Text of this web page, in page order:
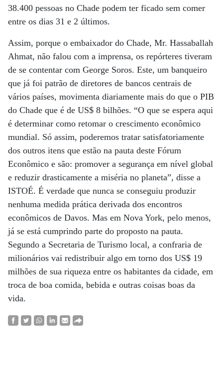
38.400 pessoas no Chade podem ter ficado sem comer
entre os dias 31 e 2 últimos.
Assim, porque o embaixador do Chade, Mr. Hassaballah
Ahmat, não falou com a imprensa, os repórteres tiveram
de se contentar com George Soros. Este, um banqueiro
que já foi patrão de diretores de bancos centrais de
vários países, movimenta diariamente mais do que o PIB
do Chade que é de US$ 8 bilhões. “O que se espera aqui
é determinar como retomar o crescimento econômico
mundial. Só assim, poderemos tratar satisfatoriamente
dos outros itens que estão na pauta deste Fórum
Econômico e são: promover a segurança em nível global
e reduzir drasticamente a miséria no planeta”, disse a
ISTOÉ. É verdade que nunca se conseguiu produzir
nenhuma medida prática derivada dos encontros
econômicos de Davos. Mas em Nova York, pelo menos,
já se está cumprindo parte do proposto na pauta.
Segundo a Secretaria de Turismo local, a confraria de
milionários vai redistribuir algo em torno dos US$ 19
milhões de sua riqueza entre os habitantes da cidade, em
troca de boa comida, bebida e outras coisas boas da
vida.